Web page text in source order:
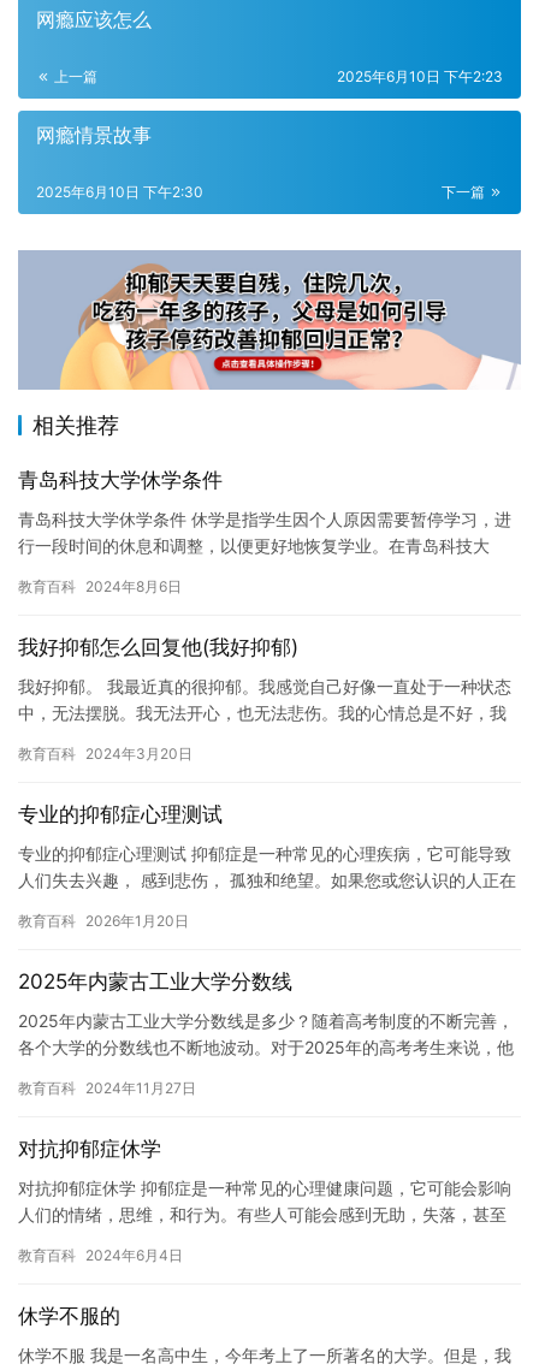
网瘾应该怎么
上一篇 2025年6月10日 下午2:23
网瘾情景故事
下一篇
2025年6月10日 下午2:30
相关推荐
青岛科技大学休学条件
青岛科技大学休学条件 休学是指学生因个人原因需要暂停学习，进
行一段时间的休息和调整，以便更好地恢复学业。在青岛科技大
教育百科 2024年8月6日
我好抑郁怎么回复他(我好抑郁)
我好抑郁。 我最近真的很抑郁。我感觉自己好像一直处于一种状态
中，无法摆脱。我无法开心，也无法悲伤。我的心情总是不好，我
该…
教育百科 2024年3月20日
专业的抑郁症心理测试
专业的抑郁症心理测试 抑郁症是一种常见的心理疾病，它可能导致
人们失去兴趣， 感到悲伤， 孤独和绝望。如果您或您认识的人正在
教育百科 2026年1月20日
2025年内蒙古工业大学分数线
2025年内蒙古工业大学分数线是多少？随着高考制度的不断完善，
各个大学的分数线也不断地波动。对于2025年的高考考生来说，他
教育百科 2024年11月27日
对抗抑郁症休学
对抗抑郁症休学 抑郁症是一种常见的心理健康问题，它可能会影响
人们的情绪，思维，和行为。有些人可能会感到无助，失落，甚至
脱抑…
教育百科 2024年6月4日
休学不服的
休学不服 我是一名高中生，今年考上了一所著名的大学。但是，我